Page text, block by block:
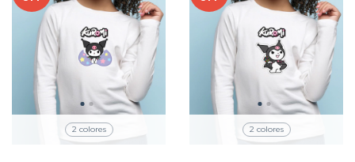
2 colores 2 colores